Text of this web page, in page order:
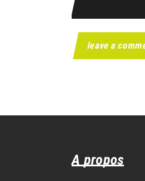
A propos